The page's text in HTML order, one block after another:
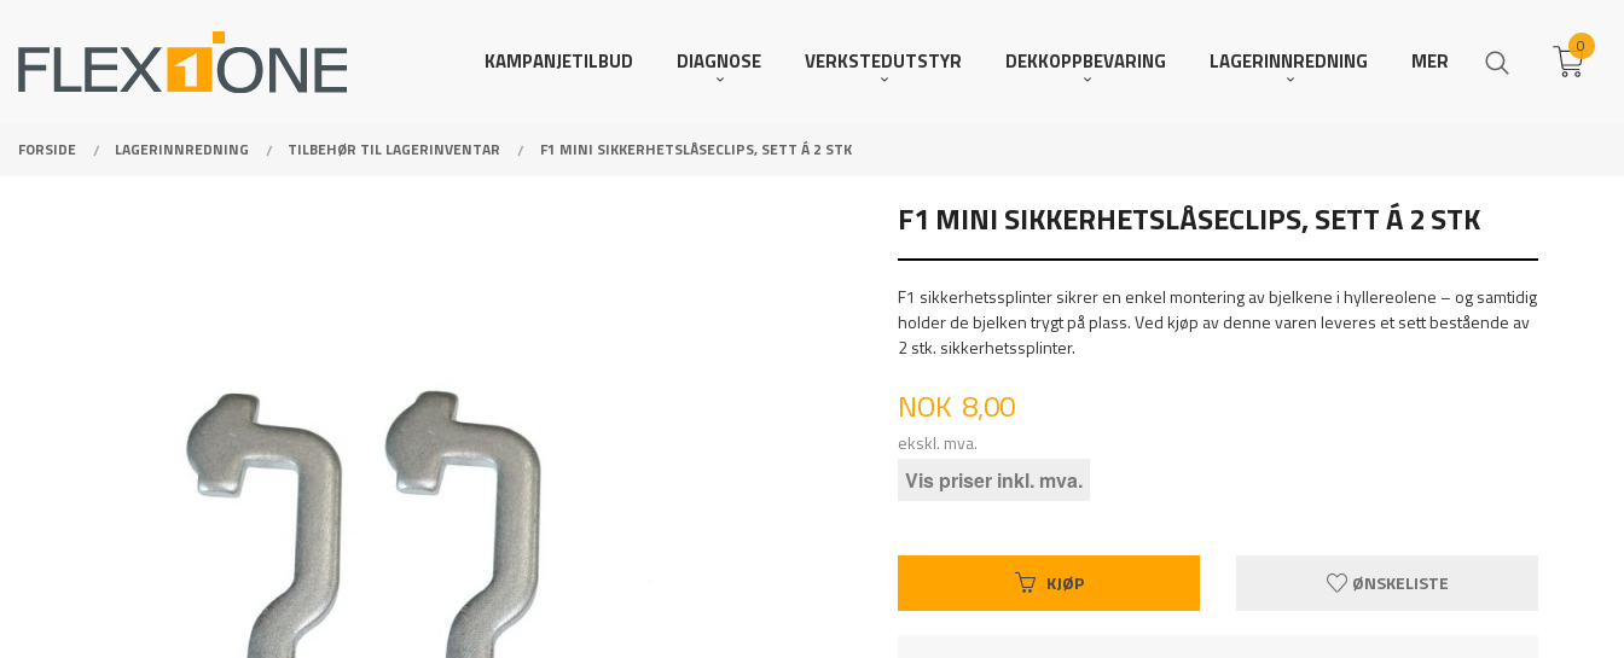
innholdet
KAMPANJETILBUD DIAGNOSE VERKSTEDUTSTYR DEKKOPPBEVARING LAGERINNREDNING MER
0
FORSIDE LAGERINNREDNING TILBEHØR TIL LAGERINVENTAR F1 MINI SIKKERHETSLÅSECLIPS, SETT Á 2 STK
F1 MINI SIKKERHETSLÅSECLIPS, SETT Á 2 STK
F1 sikkerhetssplinter sikrer en enkel montering av bjelkene i hyllereolene – og samtidig
holder de bjelken trygt på plass. Ved kjøp av denne varen leveres et sett bestående av
2 stk. sikkerhetssplinter.
Pris
NOK 8,00
ekskl. mva.
Vis priser inkl. mva.
KJØP ØNSKELISTE